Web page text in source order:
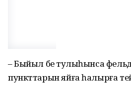
– Быйыл беҙ тулыһынса
пункттарын яйға һалырға